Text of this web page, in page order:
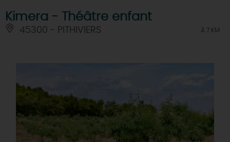
Kimera - Théâtre enfant
45300 - PITHIVIERS À 7 KM